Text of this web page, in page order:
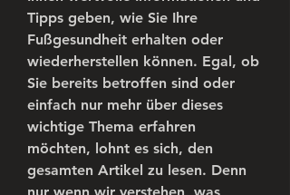
Tipps geben, wie Sie Ihre
Fußgesundheit erhalten oder
wiederherstellen können. Egal, ob
Sie bereits betroffen sind oder
einfach nur mehr über dieses
wichtige Thema erfahren
möchten, lohnt es sich, den
gesamten Artikel zu lesen. Denn